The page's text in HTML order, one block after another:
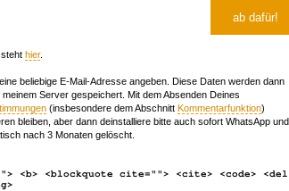
hier.
beliebige E-Mail-Adresse angeben. Diese Daten werden dann
Server gespeichert. Mit dem Absenden Deines
(insbesondere dem Abschnitt Kommentarfunktion)
bleiben, aber dann deinstalliere bitte auch sofort WhatsApp und
nach 3 Monaten gelöscht.
<blockquote cite=""> <cite> <code> <del